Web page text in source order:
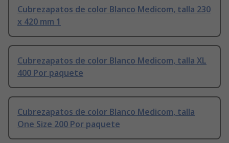
Cubrezapatos de color Blanco Medicom, talla 230
x 420 mm 1
Cubrezapatos de color Blanco Medicom, talla XL
400 Por paquete
Cubrezapatos de color Blanco Medicom, talla
One Size 200 Por paquete